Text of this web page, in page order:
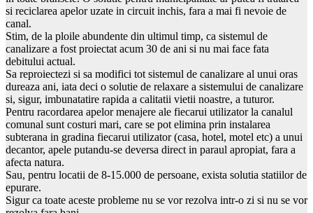
si reciclarea apelor uzate in circuit inchis, fara a mai fi nevoie de
canal.
Stim, de la ploile abundente din ultimul timp, ca sistemul de
canalizare a fost proiectat acum 30 de ani si nu mai face fata
debitului actual.
Sa reproiectezi si sa modifici tot sistemul de canalizare al unui oras
dureaza ani, iata deci o solutie de relaxare a sistemului de canalizare
si, sigur, imbunatatire rapida a calitatii vietii noastre, a tuturor.
Pentru racordarea apelor menajere ale fiecarui utilizator la canalul
comunal sunt costuri mari, care se pot elimina prin instalarea
subterana in gradina fiecarui utilizator (casa, hotel, motel etc) a unui
decantor, apele putandu-se deversa direct in paraul apropiat, fara a
afecta natura.
Sau, pentru locatii de 8-15.000 de persoane, exista solutia statiilor de
epurare.
Sigur ca toate aceste probleme nu se vor rezolva intr-o zi si nu se vor